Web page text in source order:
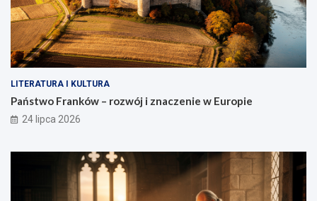
LITERATURA I KULTURA
Państwo Franków – rozwój i znaczenie w Europie
24 lipca 2026